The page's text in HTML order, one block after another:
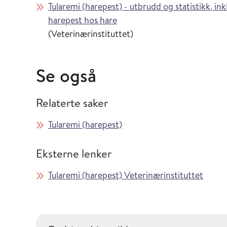
Tularemi (harepest) - utbrudd og statistikk,
harepest hos hare
(Veterinærinstituttet)
Se også
Relaterte saker
Tularemi (harepest)
Eksterne lenker
Tularemi (harepest) Veterinærinstituttet